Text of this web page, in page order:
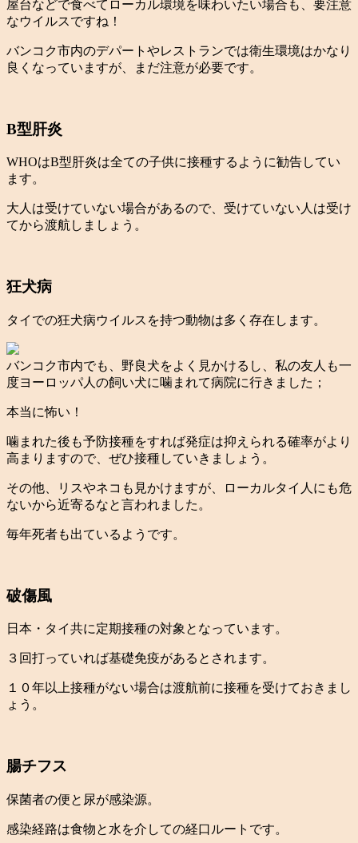
屋台などで食べてローカル環境を味わいたい場合も、要注意
なウイルスですね！
バンコク市内のデパートやレストランでは衛生環境はかなり
良くなっていますが、まだ注意が必要です。
B型肝炎
WHOはB型肝炎は全ての子供に接種するように勧告してい
ます。
大人は受けていない場合があるので、受けていない人は受け
てから渡航しましょう。
狂犬病
タイでの狂犬病ウイルスを持つ動物は多く存在します。
バンコク市内でも、野良犬をよく見かけるし、私の友人も一
度ヨーロッパ人の飼い犬に噛まれて病院に行きました；
本当に怖い！
噛まれた後も予防接種をすれば発症は抑えられる確率がより
高まりますので、ぜひ接種していきましょう。
その他、リスやネコも見かけますが、ローカルタイ人にも危
ないから近寄るなと言われました。
毎年死者も出ているようです。
破傷風
日本・タイ共に定期接種の対象となっています。
３回打っていれば基礎免疫があるとされます。
１０年以上接種がない場合は渡航前に接種を受けておきまし
ょう。
腸チフス
保菌者の便と尿が感染源。
感染経路は食物と水を介しての経口ルートです。